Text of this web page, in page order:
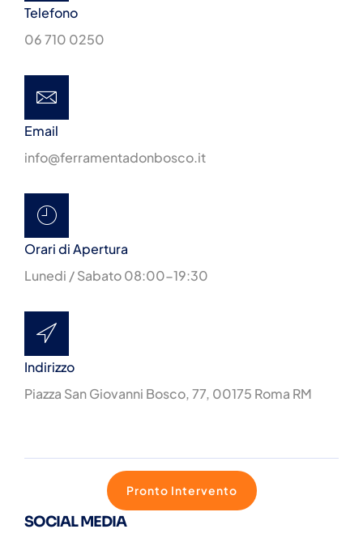
Telefono
06 710 0250
Email
info@ferramentadonbosco.it
Orari di Apertura
Lunedi / Sabato 08:00-19:30
Indirizzo
Piazza San Giovanni Bosco, 77, 00175 Roma RM
Pronto Intervento
SOCIAL MEDIA